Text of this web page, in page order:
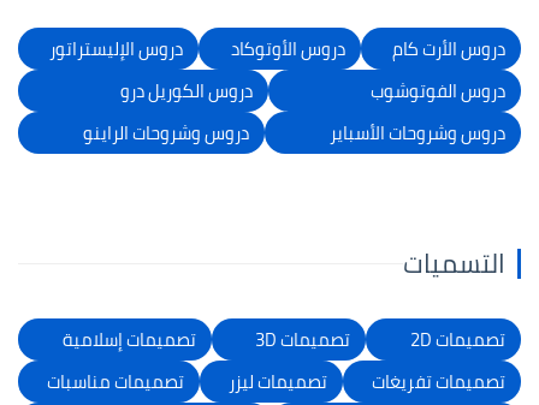
دروس الأرت كام دروس الأوتوكاد
دروس الإليستراتور
دروس الفوتوشوب
دروس الكوريل درو
دروس وشروحات الأسباير
دروس وشروحات الراينو
التسميات
تصميمات 2D تصميمات 3D
تصميمات إسلامية
تصميمات تفريغات
تصميمات ليزر
تصميمات مناسبات